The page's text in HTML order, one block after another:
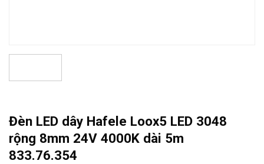
Đèn LED dây Hafele Loox5 LED 3048
rộng 8mm 24V 4000K dài 5m
833.76.354